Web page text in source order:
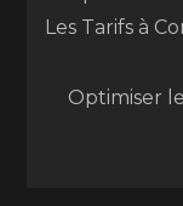
de
Les Tarifs à
Optimiser